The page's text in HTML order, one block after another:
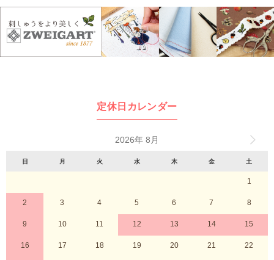
定休日カレンダー
2026年 8月
日 月 火 水 木 金 土
1
2 3 4 5 6 7 8
9 10 11 12 13 14 15
16 17 18 19 20 21 22